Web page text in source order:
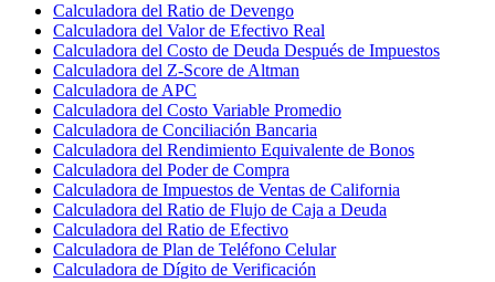
Calculadora del Ratio de Devengo
Calculadora del Valor de Efectivo Real
Calculadora del Costo de Deuda Después de Impuestos
Calculadora del Z-Score de Altman
Calculadora de APC
Calculadora del Costo Variable Promedio
Calculadora de Conciliación Bancaria
Calculadora del Rendimiento Equivalente de Bonos
Calculadora del Poder de Compra
Calculadora de Impuestos de Ventas de California
Calculadora del Ratio de Flujo de Caja a Deuda
Calculadora del Ratio de Efectivo
Calculadora de Plan de Teléfono Celular
Calculadora de Dígito de Verificación